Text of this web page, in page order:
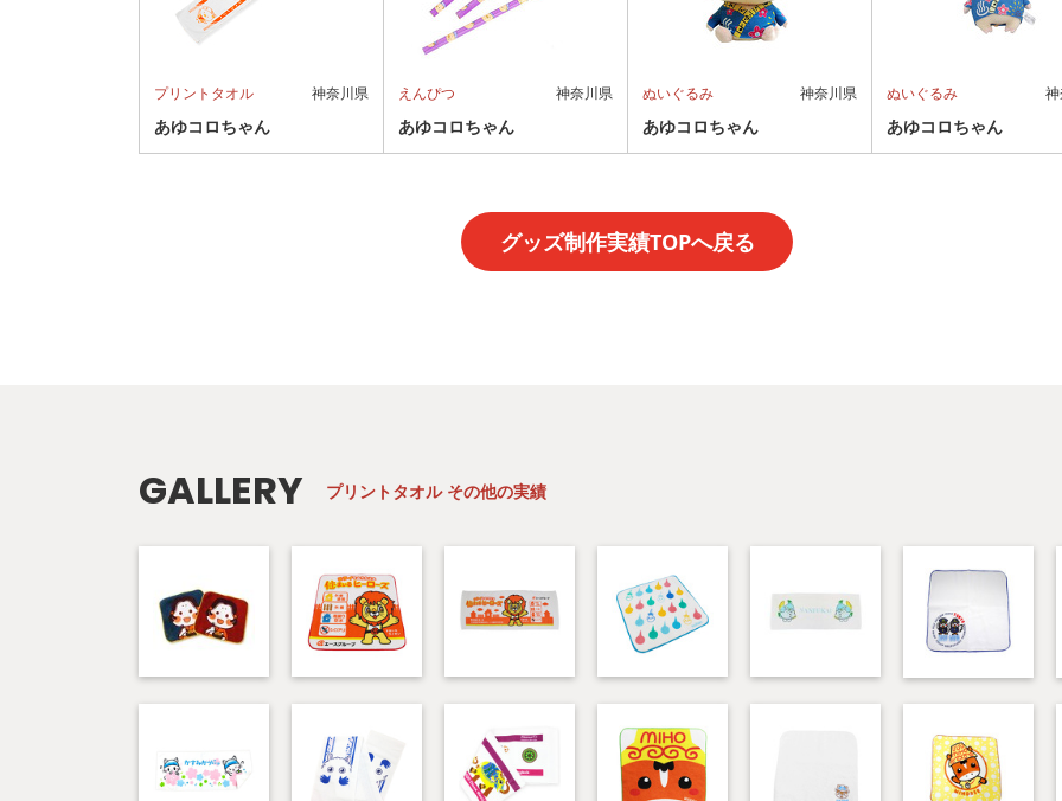
プリントタオル 神奈川県
あゆコロちゃん
えんぴつ 神奈川県
あゆコロちゃん
ぬいぐるみ 神奈川県
あゆコロちゃん
ぬいぐるみ
あゆコロちゃん
グッズ制作実績TOPへ戻る
GALLERY プリントタオル その他の実績